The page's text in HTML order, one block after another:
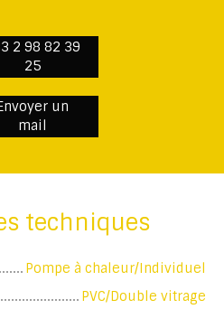
2 98 82 39
25
un
mail
techniques
Pompe à chaleur/Individuel
PVC/Double vitrage